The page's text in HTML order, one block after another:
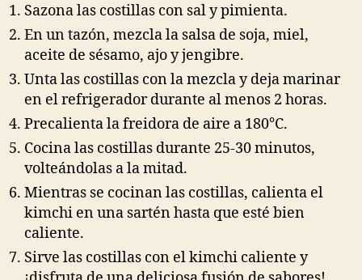
Sazona las costillas con sal y pimienta.
En un tazón, mezcla la salsa de soja, miel,
aceite de sésamo, ajo y jengibre.
Unta las costillas con la mezcla y deja marinar
en el refrigerador durante al menos 2 horas.
Precalienta la freidora de aire a 180°C.
Cocina las costillas durante 25-30 minutos,
volteándolas a la mitad.
Mientras se cocinan las costillas, calienta el
kimchi en una sartén hasta que esté bien
caliente.
Sirve las costillas con el kimchi caliente y